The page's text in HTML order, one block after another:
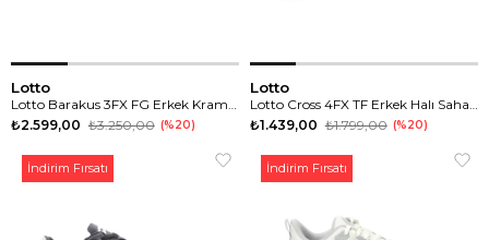
Lotto
₺2.599,00 ₺3.250,00 %20
Lotto
₺1.439,00 ₺1.799,00 %20
İndirim Fırsatı İndirim Fırsatı